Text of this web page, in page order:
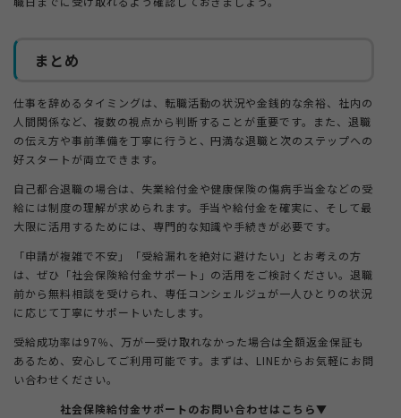
まとめ
仕事を辞めるタイミングは、転職活動の状況や金銭的な余裕、社内の
人間関係など、複数の視点から判断することが重要です。また、退職
の伝え方や事前準備を丁寧に行うと、円満な退職と次のステップへの
好スタートが両立できます。
自己都合退職の場合は、失業給付金や健康保険の傷病手当金などの受
給には制度の理解が求められます。手当や給付金を確実に、そして最
大限に活用するためには、専門的な知識や手続きが必要です。
「申請が複雑で不安」「受給漏れを絶対に避けたい」とお考えの方
は、ぜひ「社会保険給付金サポート」の活用をご検討ください。退職
前から無料相談を受けられ、専任コンシェルジュが一人ひとりの状況
に応じて丁寧にサポートいたします。
受給成功率は97％、万が一受け取れなかった場合は全額返金保証も
あるため、安心してご利用可能です。まずは、LINEからお気軽にお問
い合わせください。
社会保険給付金サポートのお問い合わせはこちら▼